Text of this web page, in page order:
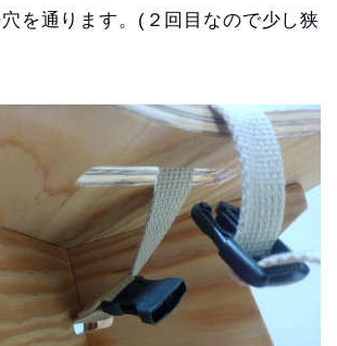
を通ります。(２回目なので少し狭